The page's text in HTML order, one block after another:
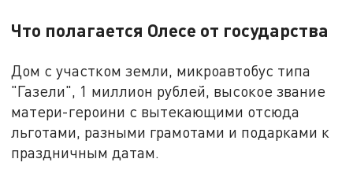
Что полагается Олесе от государства
Дом с участком земли, микроавтобус типа
"Газели", 1 миллион рублей, высокое звание
матери-героини с вытекающими отсюда
льготами, разными грамотами и подарками к
праздничным датам.